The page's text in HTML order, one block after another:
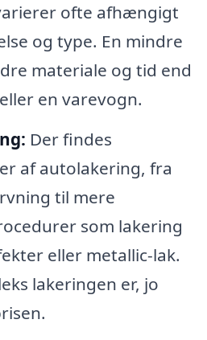
ofte afhængigt
og type. En mindre
materiale og tid end
en varevogn.
Der findes
af autolakering, fra
til mere
som lakering
eller metallic-lak.
lakeringen er, jo